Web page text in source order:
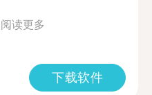
阅读更多
下载软件